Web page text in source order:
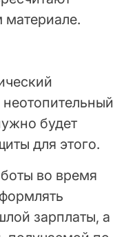
материале.
будет
для этого.
во время
зарплаты, а